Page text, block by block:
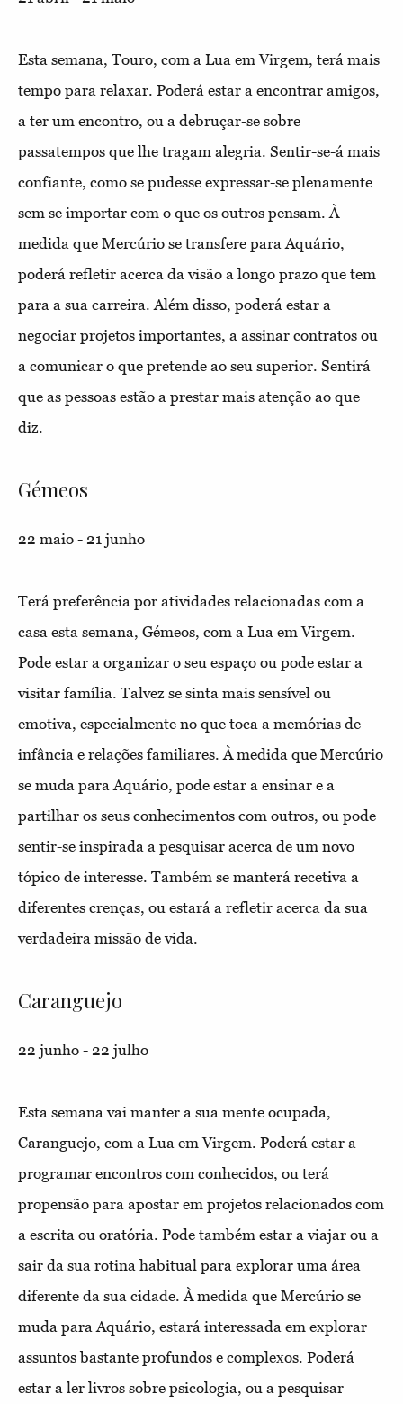
Esta semana, Touro, com a Lua em Virgem, terá mais
tempo para relaxar. Poderá estar a encontrar amigos,
a ter um encontro, ou a debruçar-se sobre
passatempos que lhe tragam alegria. Sentir-se-á mais
confiante, como se pudesse expressar-se plenamente
sem se importar com o que os outros pensam. À
medida que Mercúrio se transfere para Aquário,
poderá refletir acerca da visão a longo prazo que tem
para a sua carreira. Além disso, poderá estar a
negociar projetos importantes, a assinar contratos ou
a comunicar o que pretende ao seu superior. Sentirá
que as pessoas estão a prestar mais atenção ao que
diz.
Gémeos
22 maio - 21 junho
Terá preferência por atividades relacionadas com a
casa esta semana, Gémeos, com a Lua em Virgem.
Pode estar a organizar o seu espaço ou pode estar a
visitar família. Talvez se sinta mais sensível ou
emotiva, especialmente no que toca a memórias de
infância e relações familiares. À medida que Mercúrio
se muda para Aquário, pode estar a ensinar e a
partilhar os seus conhecimentos com outros, ou pode
sentir-se inspirada a pesquisar acerca de um novo
tópico de interesse. Também se manterá recetiva a
diferentes crenças, ou estará a refletir acerca da sua
verdadeira missão de vida.
Caranguejo
22 junho - 22 julho
Esta semana vai manter a sua mente ocupada,
Caranguejo, com a Lua em Virgem. Poderá estar a
programar encontros com conhecidos, ou terá
propensão para apostar em projetos relacionados com
a escrita ou oratória. Pode também estar a viajar ou a
sair da sua rotina habitual para explorar uma área
diferente da sua cidade. À medida que Mercúrio se
muda para Aquário, estará interessada em explorar
assuntos bastante profundos e complexos. Poderá
estar a ler livros sobre psicologia, ou a pesquisar